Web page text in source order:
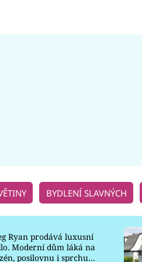
BYDLENÍ SLAVNÝCH
Ryan prodává luxusní
Moderní dům láká na
posilovnu i sprchu